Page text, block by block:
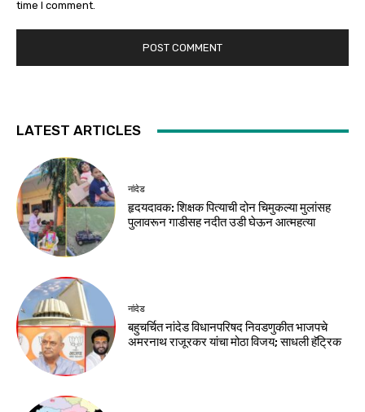
time I comment.
LATEST ARTICLES
नांदेड
हृदयदावक: शिक्षक पित्याची दोन चिमुकल्या मुलांसह
पुलावरून गाडीसह नदीत उडी घेऊन आत्महत्या
नांदेड
बहुचर्चित नांदेड विधानपरिषद निवडणुकीत भाजपचे
अमरनाथ राजूरकर यांचा मोठा विजय; साधली हॅट्रिक